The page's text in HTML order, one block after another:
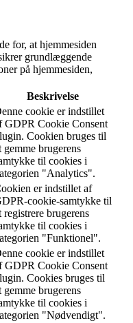
for, at hjemmesiden
grundlæggende
på hjemmesiden,
Beskrivelse
cookie er indstillet
GDPR Cookie Consent
Cookien bruges til
gemme brugerens
til cookies i
"Analytics".
er indstillet af
cookie-samtykke til
registrere brugerens
til cookies i
"Funktionel".
cookie er indstillet
GDPR Cookie Consent
Cookies bruges til
gemme brugerens
til cookies i
"Nødvendigt".